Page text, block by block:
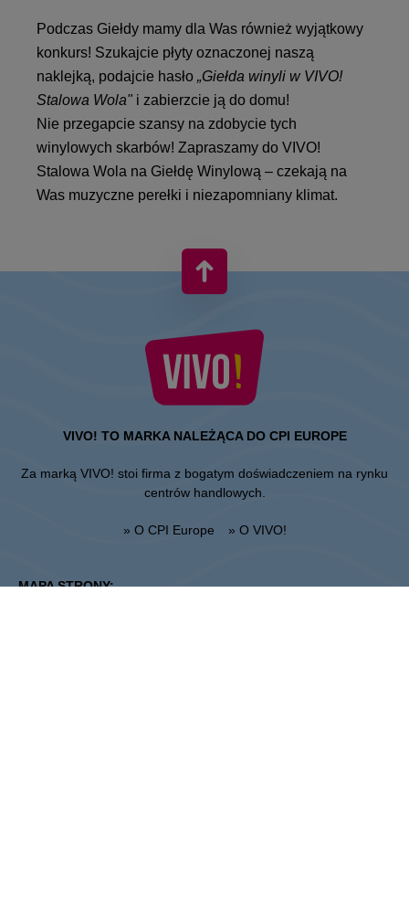
Podczas Giełdy mamy dla Was również wyjątkowy
konkurs! Szukajcie płyty oznaczonej naszą
naklejką, podajcie hasło „Giełda winyli w VIVO!
Stalowa Wola" i zabierzcie ją do domu!
Nie przegapcie szansy na zdobycie tych
winylowych skarbów! Zapraszamy do VIVO!
Stalowa Wola na Giełdę Winylową – czekają na
Was muzyczne perełki i niezapomniany klimat.
VIVO! TO MARKA NALEŻĄCA DO CPI EUROPE
Za marką VIVO! stoi firma z bogatym doświadczeniem na rynku
centrów handlowych.
» O CPI Europe » O VIVO!
MAPA STRONY: